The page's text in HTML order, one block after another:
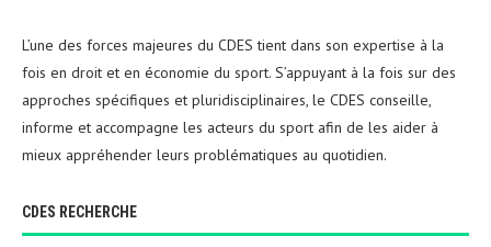
L’une des forces majeures du CDES tient dans son expertise à la
fois en droit et en économie du sport. S’appuyant à la fois sur des
approches spécifiques et pluridisciplinaires, le CDES conseille,
informe et accompagne les acteurs du sport afin de les aider à
mieux appréhender leurs problématiques au quotidien.
CDES RECHERCHE